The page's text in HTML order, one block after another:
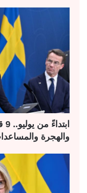
والهجرة